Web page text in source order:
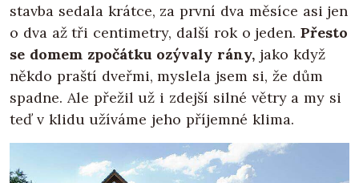
stavba sedala krátce, za první dva měsíce asi jen
o dva až tři centimetry, další rok o jeden.Přesto
se domem zpočátku ozývaly rány, jako když
někdo praští dveřmi, myslela jsem si, že dům
spadne. Ale přežil už i zdejší silné větry a my si
teď v klidu užíváme jeho příjemné klima.